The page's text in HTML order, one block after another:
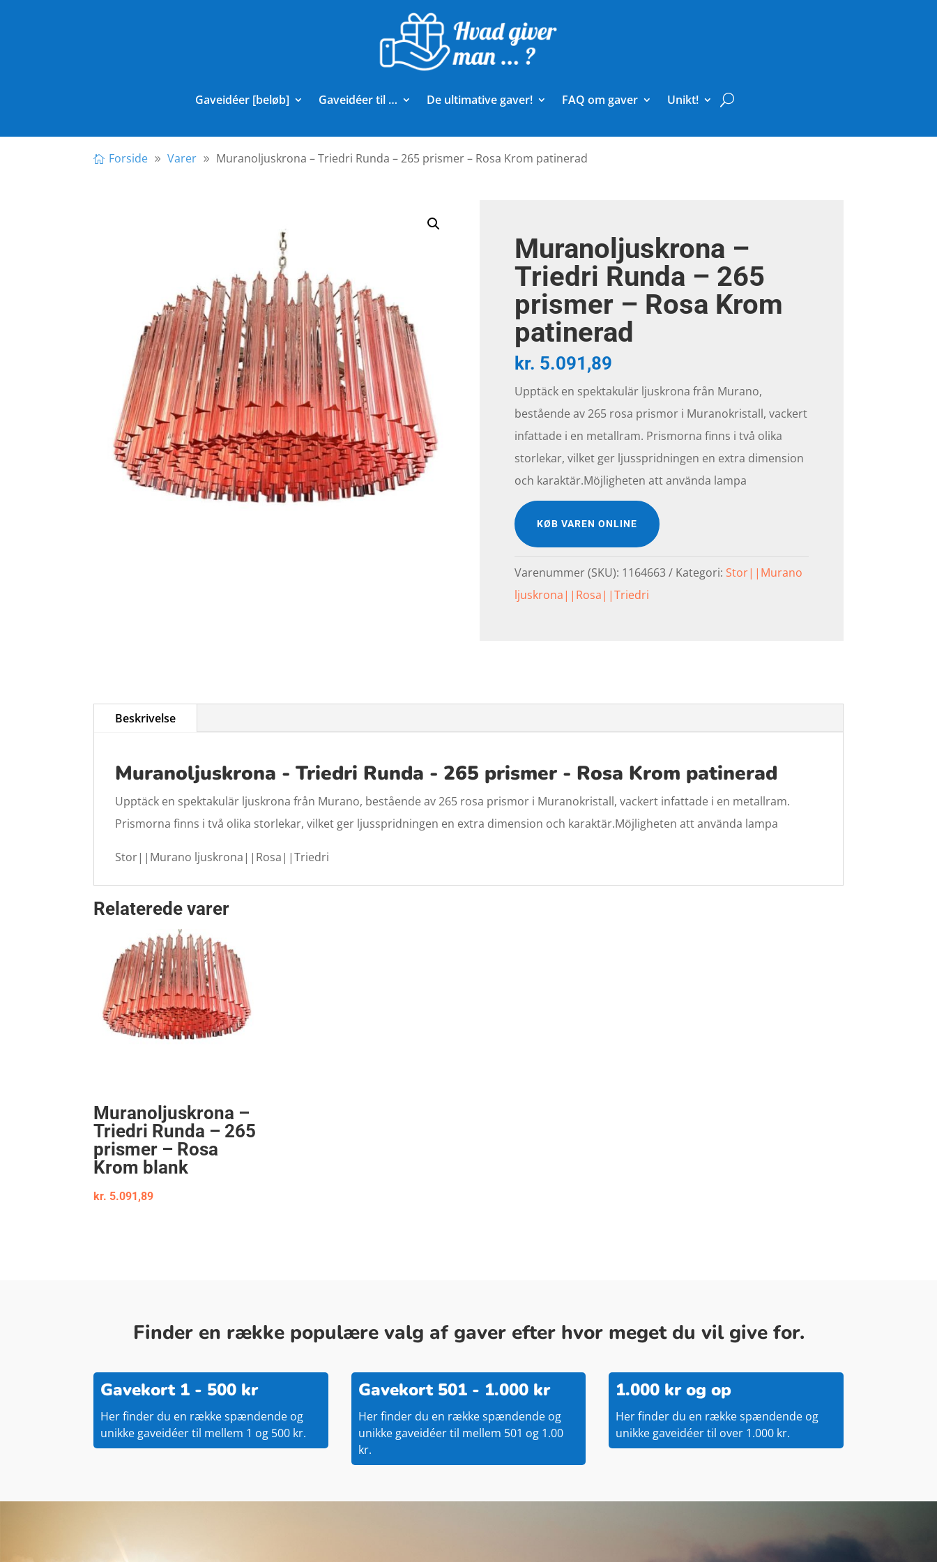
Gaveidéer [beløb] Gaveidéer til … De ultimative gaver! FAQ om gaver Unikt!
Forside Varer Muranoljuskrona – Triedri Runda – 265 prismer – Rosa Krom patinerad
Muranoljuskrona –
Triedri Runda – 265
prismer – Rosa Krom
patinerad
kr. 5.091,89
Upptäck en spektakulär ljuskrona från Murano,
bestående av 265 rosa prismor i Muranokristall, vackert
infattade i en metallram. Prismorna finns i två olika
storlekar, vilket ger ljusspridningen en extra dimension
och karaktär.Möjligheten att använda lampa
KØB VAREN ONLINE
Varenummer (SKU): 1164663 Kategori: Stor||Murano
ljuskrona||Rosa||Triedri
Beskrivelse
Muranoljuskrona - Triedri Runda - 265 prismer - Rosa Krom patinerad
Upptäck en spektakulär ljuskrona från Murano, bestående av 265 rosa prismor i Muranokristall, vackert infattade i en metallram.
Prismorna finns i två olika storlekar, vilket ger ljusspridningen en extra dimension och karaktär.Möjligheten att använda lampa
Stor||Murano ljuskrona||Rosa||Triedri
Relaterede varer
Muranoljuskrona –
Triedri Runda – 265
prismer – Rosa
Krom blank
kr. 5.091,89
Finder en række populære valg af gaver efter hvor meget du vil give for.
Gavekort 1 - 500 kr
Her finder du en række spændende og
unikke gaveidéer til mellem 1 og 500 kr.
Gavekort 501 - 1.000 kr
Her finder du en række spændende og
unikke gaveidéer til mellem 501 og 1.00
kr.
1.000 kr og op
Her finder du en række spændende og
unikke gaveidéer til over 1.000 kr.